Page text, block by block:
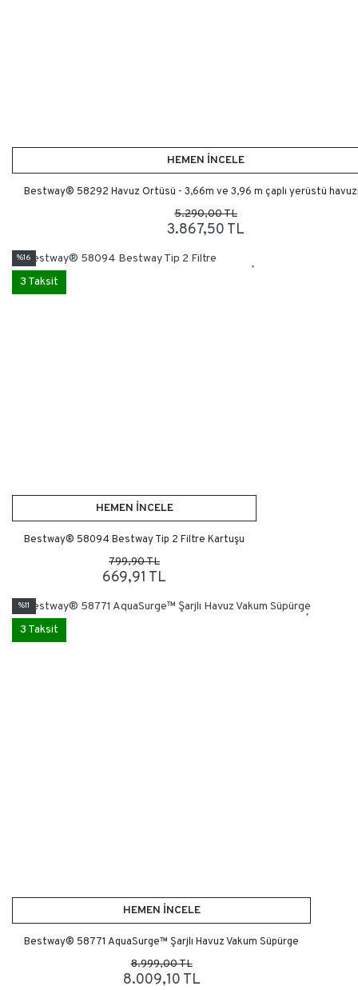
HEMEN İNCELE
Bestway® 58292 Havuz Örtüsü - 3,66m ve 3,96 m çaplı yerüstü
5.290,00 TL
3.867,50 TL
%16
3 Taksit
HEMEN İNCELE
Bestway® 58094 Bestway Tip 2 Filtre Kartuşu
799,90 TL
669,91 TL
%11
3 Taksit
HEMEN İNCELE
Bestway® 58771 AquaSurge™ Şarjlı Havuz Vakum Süpürge
8.999,00 TL
8.009,10 TL